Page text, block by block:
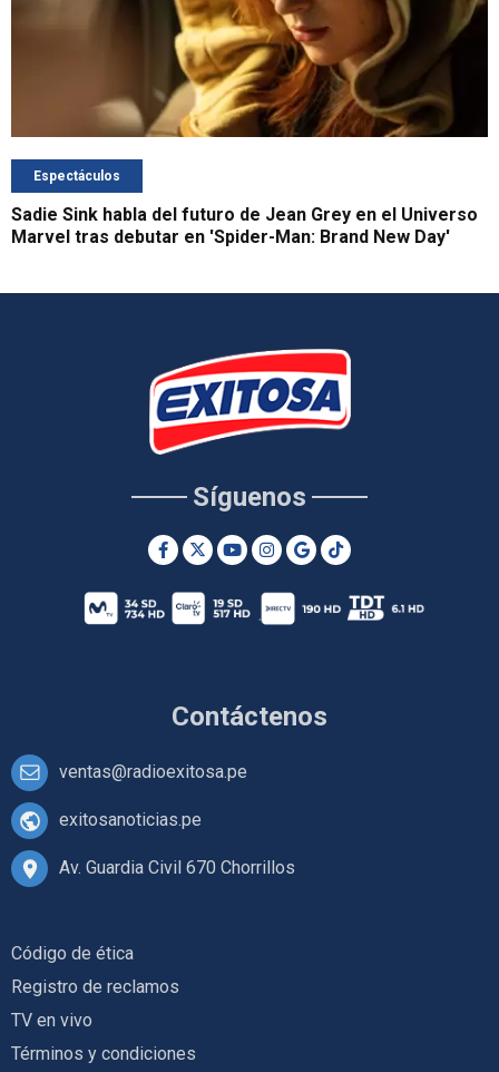
Espectáculos
Sadie Sink habla del futuro de Jean Grey en el Universo
Marvel tras debutar en 'Spider-Man: Brand New Day'
Contáctenos
ventas@radioexitosa.pe
exitosanoticias.pe
Av. Guardia Civil 670 Chorrillos
Síguenos
Código de ética
Registro de reclamos
TV en vivo
Términos y condiciones